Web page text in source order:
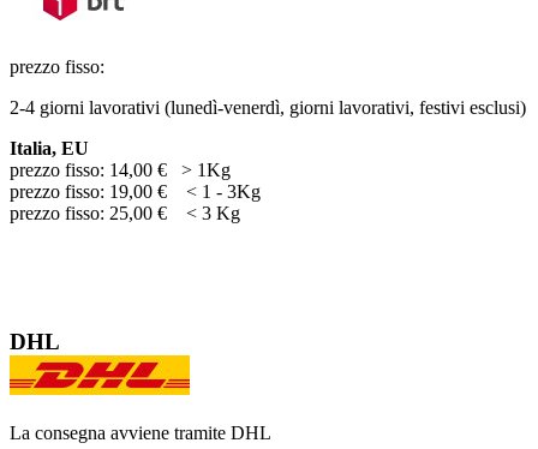
prezzo fisso:
2-4 giorni lavorativi (lunedì-venerdì, giorni lavorativi, festivi esclusi)
Italia, EU
prezzo fisso: 14,00 € > 1Kg
prezzo fisso: 19,00 € < 1 - 3Kg
prezzo fisso: 25,00 € < 3 Kg
DHL
La consegna avviene tramite DHL